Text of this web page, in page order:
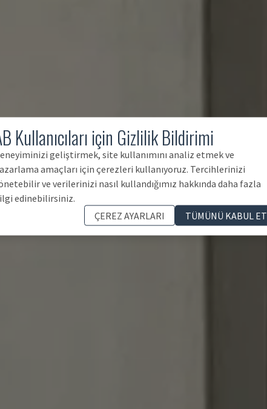
Kullanıcıları için Gizlilik Bildirimi
geliştirmek, site kullanımını analiz etmek ve
amaçları için çerezleri kullanıyoruz. Tercihlerinizi
ve verilerinizi nasıl kullandığımız hakkında daha fazla
edinebilirsiniz.
ÇEREZ AYARLARI
TÜMÜNÜ KABUL ET